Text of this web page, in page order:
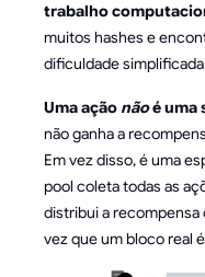
trabalho
muitos hashes e
dificuldade
Uma ação nãoé uma
não ganha a
Em vez disso, é uma
pool coleta todas as
distribui a
vez que um bloco real